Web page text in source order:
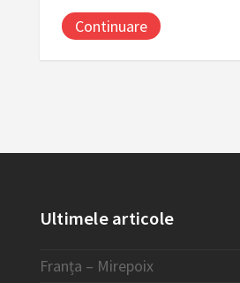
Continuare
Ultimele articole
Franța – Mirepoix